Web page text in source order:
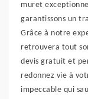
muret
garantissons un
Grâce à notre
retrouvera tout
devis gratuit et
redonnez vie à
impeccable qui